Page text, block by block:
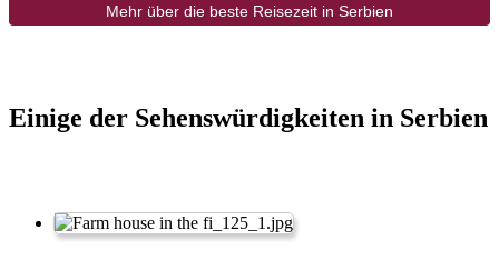
Mehr über die beste Reisezeit in Serbien
Einige der Sehenswürdigkeiten in Serbien